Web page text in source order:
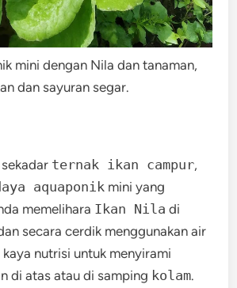
mini dengan Nila dan tanaman,
dan sayuran segar.
ternak ikan campur,
aquaponik mini yang
memelihara Ikan Nila di
secara cerdik menggunakan air
nutrisi untuk menyirami
di atas atau di samping kolam.